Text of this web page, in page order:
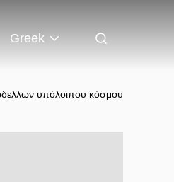
Greek
υπόλοιπου κόσμου